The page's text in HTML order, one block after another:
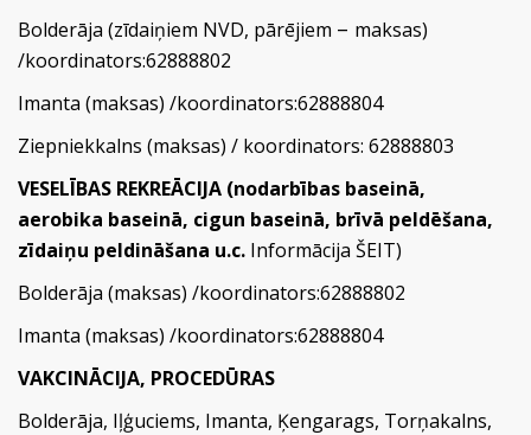
Bolderāja (zīdaiņiem NVD, pārējiem – maksas)
/koordinators:62888802
Imanta (maksas) /koordinators:62888804
Ziepniekkalns (maksas) / koordinators: 62888803
VESELĪBAS REKREĀCIJA (nodarbības baseinā,
aerobika baseinā, cigun baseinā, brīvā peldēšana,
zīdaiņu peldināšana u.c. Informācija ŠEIT)
Bolderāja (maksas) /koordinators:62888802
Imanta (maksas) /koordinators:62888804
VAKCINĀCIJA, PROCEDŪRAS
Bolderāja, Iļģuciems, Imanta, Ķengarags, Torņakalns,